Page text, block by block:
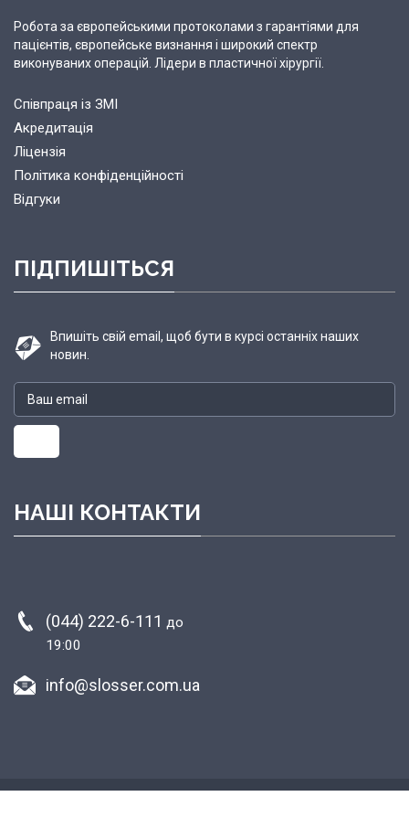
Робота за європейськими протоколами з гарантіями для
пацієнтів, європейське визнання і широкий спектр
виконуваних операцій. Лідери в пластичної хірургії.
Співпраця із ЗМІ
Акредитація
Ліцензія
Політика конфіденційності
Відгуки
ПІДПИШІТЬСЯ
Впишіть свій email, щоб бути в курсі останніх наших
новин.
НАШІ КОНТАКТИ
(044) 222-6-111 до
19:00
info@slosser.com.ua